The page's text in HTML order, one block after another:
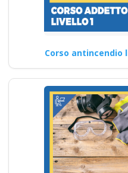
Corso antincendio